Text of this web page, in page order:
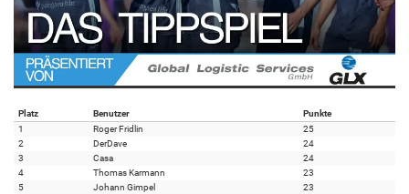
Platz Benutzer
Punkte
1
Roger Fridlin
25
2
DerDave
24
3
Casa
24
4
Thomas Karmann
23
5
Johann Gimpel
23